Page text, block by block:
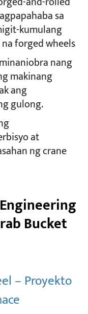
sa
kumulang
forged wheels
nang
makinang
ang
gulong.
at
ng crane
Bucket
– Proyekto